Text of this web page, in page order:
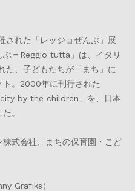
された「レッジョぜんぶ」展
ぶ＝Reggio tutta」は、イタリ
た、子どもたちが「まち」に
。2000年に刊行された
by the children」を、日本
。
式会社、まちの保育園・こど
Grafiks）